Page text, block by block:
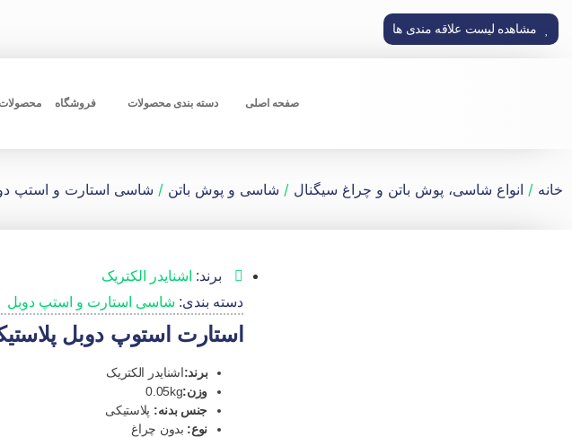
مشاهده لیست علاقه مندی ها
صفحه اصلی دسته بندی محصولات فروشگاه محصولات
خانه / انواع شاسی، پوش باتن و چراغ سیگنال / شاسی و پوش باتن / شاسی استارت و استپ
برند: اشنایدر الکتریک
دسته بندی: شاسی استارت و استپ دوبل
استارت استوپ دوبل
برند:اشنایدر الکتریک
وزن:0.05kg
جنس بدنه: پلاستیکی
نوع: بدون چراغ